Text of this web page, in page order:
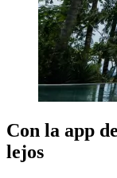
Con la app
lejos